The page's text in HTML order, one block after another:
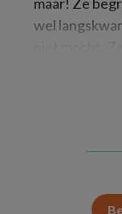
wel